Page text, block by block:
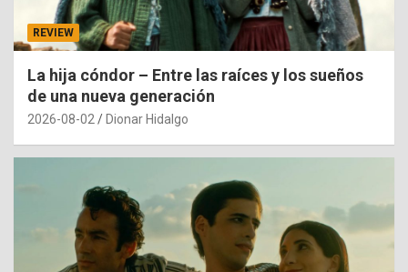
REVIEW
La hija cóndor – Entre las raíces y los sueños
de una nueva generación
2026-08-02 Dionar Hidalgo